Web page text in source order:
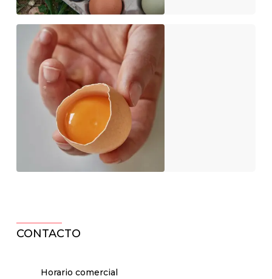
CONTACTO
Horario comercial